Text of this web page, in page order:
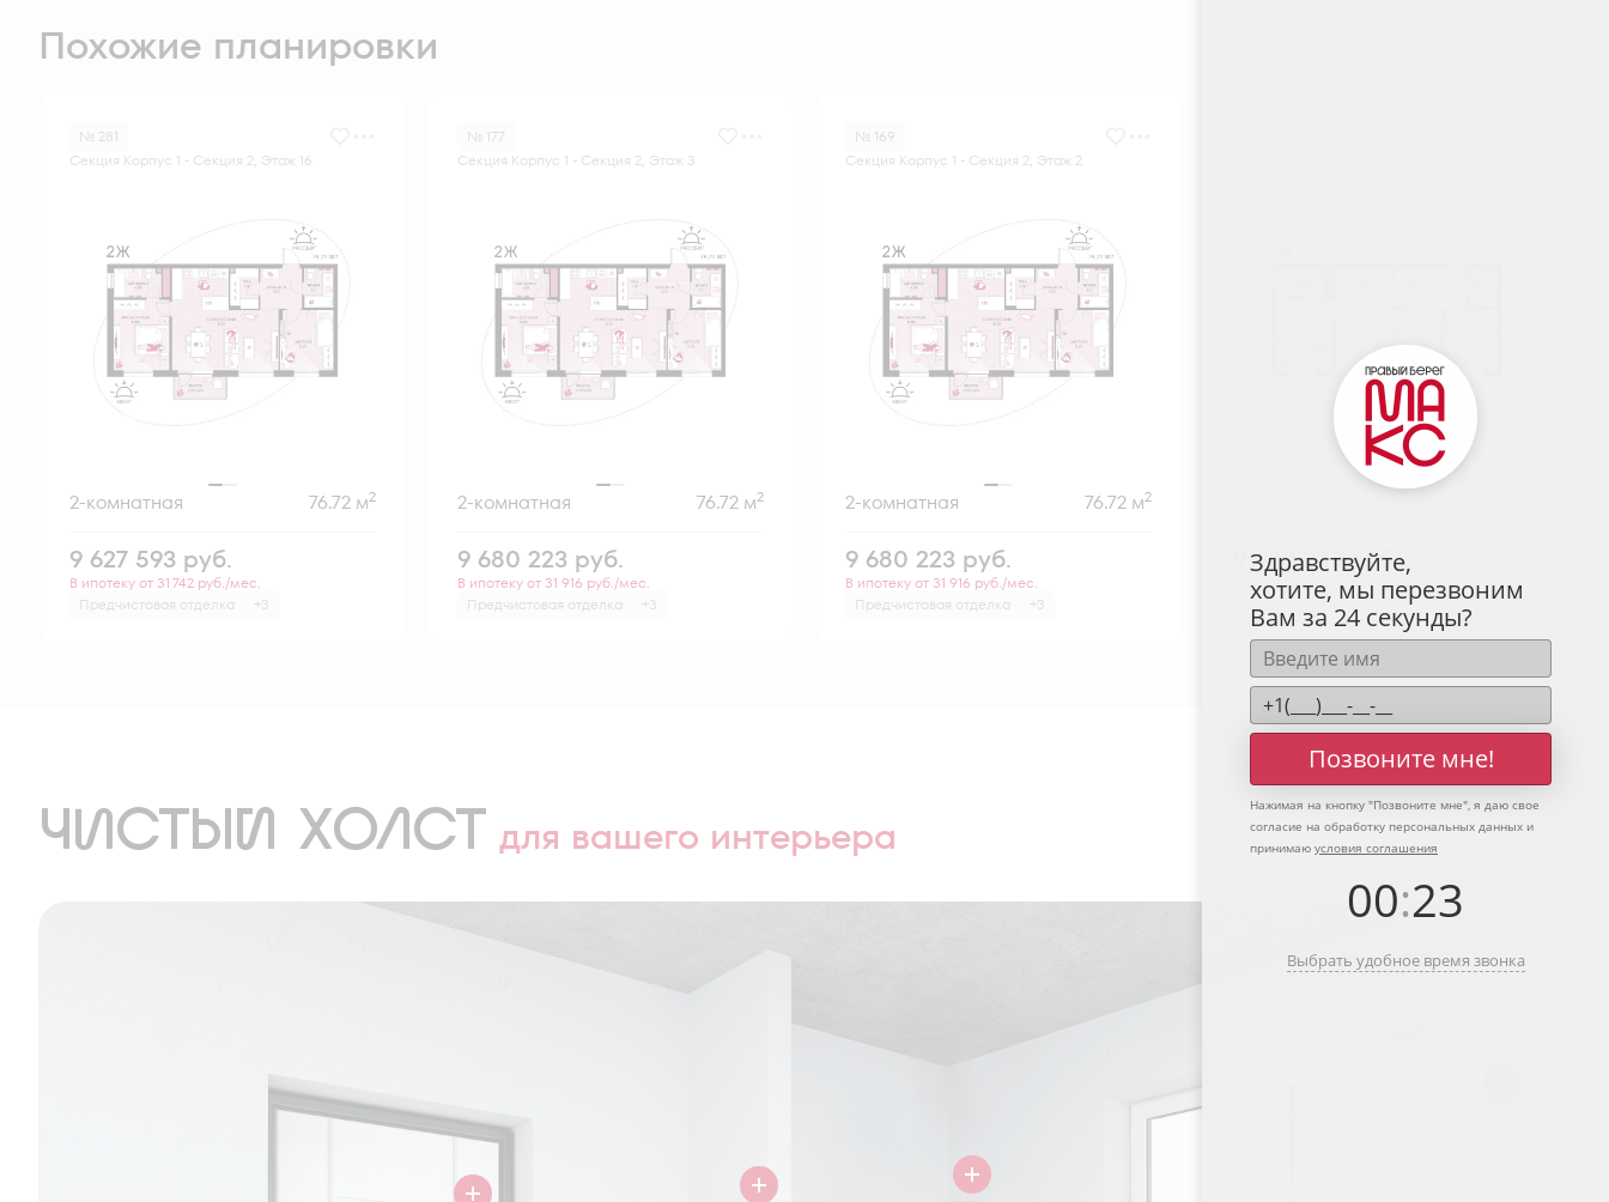
Похожие планировки
№ 281
Секция Корпус 1 - Секция 2, Этаж 16
2-комнатная 76.72 м2
9 627 593 руб.
В ипотеку от 31 742 руб./мес.
Предчистовая отделка
+3
№ 177
Секция Корпус 1 - Секция 2, Этаж 3
2-комнатная 76.72 м2
9 680 223 руб.
В ипотеку от 31 916 руб./мес.
Предчистовая отделка
+3
№ 169
Секция Корпус 1 - Секция 2, Этаж 2
2-комнатная 76.72 м2
9 680 223 руб.
В ипотеку от 31 916 руб./мес.
Предчистовая отделка
+3
9 680 223руб.
В ипотеку от 31 916 руб./мес.
Предчистовая отделка
+3
ЧИСТЫЙ ХОЛСТ для вашего интерьера
Здравствуйте,
хотите, мы перезвоним
Вам за 24 секунды?
Позвоните мне!
Нажимая на кнопку "Позвоните мне", я даю свое
согласие на обработку персональных данных и
принимаю условия соглашения
00:23
Выбрать удобное время звонка